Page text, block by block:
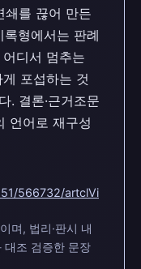
쇄를 끊어 만든
록형에서는 판례
디서 멈추는
포섭하는 것
. 결론·근거조문
언어로 재구성
566732/artclVi
며, 법리·판시 내
대조 검증한 문장